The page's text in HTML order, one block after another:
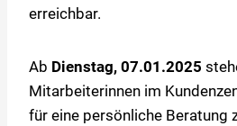
erreichbar.
Ab Dienstag, 07.01.2025
Mitarbeiterinnen im
für eine persönliche Beratung